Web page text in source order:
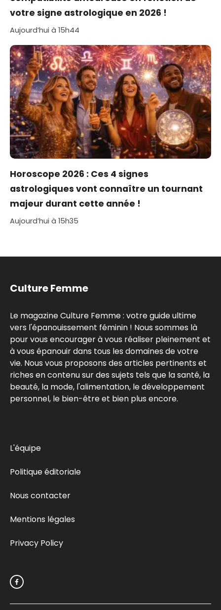
votre signe astrologique en 2026 !
Aujourd’hui à 15h44
Horoscope 2026 : Ces 4 signes
astrologiques vont connaître un tournant
majeur durant cette année !
Aujourd’hui à 15h35
Culture Femme
Le magazine Culture Femme : votre guide ultime
vers l'épanouissement féminin ! Nous sommes là
pour vous encourager à vous réaliser pleinement et
à vous épanouir dans tous les domaines de votre
vie. Nous vous proposons des articles pertinents et
riches en contenu sur des sujets tels que la santé, la
beauté, la mode, l'alimentation, le développement
personnel, le bien-être et bien plus encore.
L'équipe
Politique éditoriale
Nous contacter
Mentions légales
Privacy Policy